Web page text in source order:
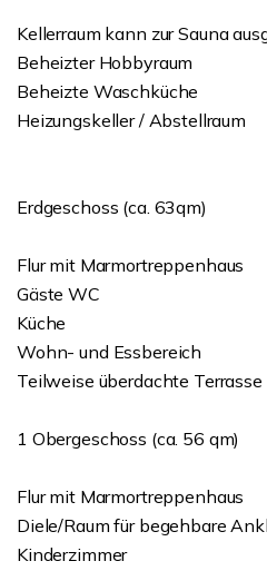
Kellerraum kann zur Sauna
Beheizter Hobbyraum
Beheizte Waschküche
Heizungskeller / Abstellraum
Erdgeschoss (ca. 63qm)
Flur mit Marmortreppenhaus
Gäste WC
Küche
Wohn- und Essbereich
Teilweise überdachte
1 Obergeschoss (ca. 56 qm)
Flur mit Marmortreppenhaus
Diele/Raum für begehbare
Kinderzimmer